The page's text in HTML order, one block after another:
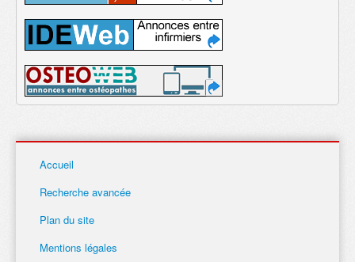
Accueil
Recherche avancée
Plan du site
Mentions légales